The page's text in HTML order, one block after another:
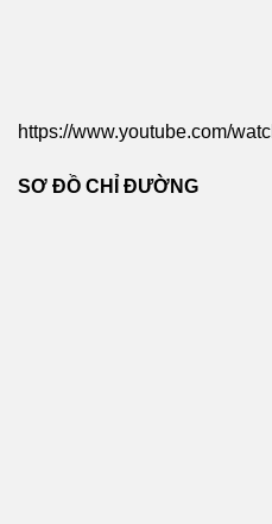
https://www.youtube.com/
SƠ ĐỒ CHỈ ĐƯỜNG